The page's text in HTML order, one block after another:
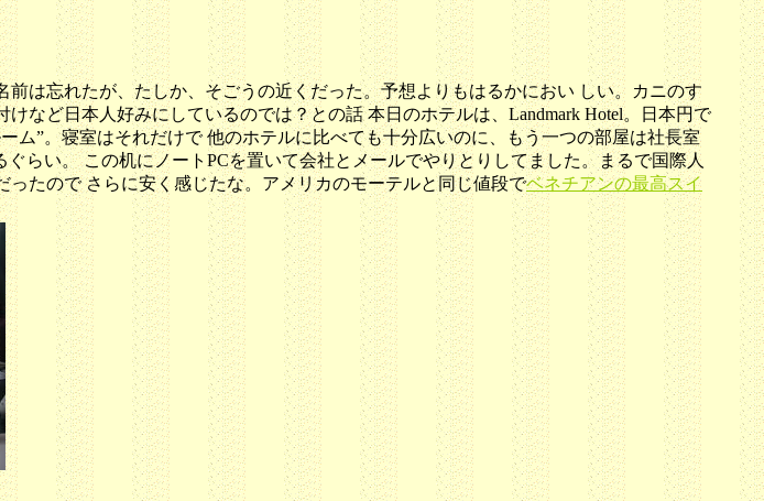
は忘れたが、たしか、そごうの近くだった。予想よりもはるかにおい しい。カニのす
など日本人好みにしているのでは？との話 本日のホテルは、Landmark Hotel。日本円で
ム”。寝室はそれだけで 他のホテルに比べても十分広いのに、もう一つの部屋は社長室
らい。 この机にノートPCを置いて会社とメールでやりとりしてました。まるで国際人
たので さらに安く感じたな。アメリカのモーテルと同じ値段でベネチアンの最高スイ